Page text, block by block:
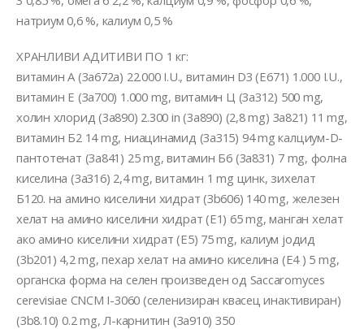
натриум 0,6 %, калиум 0,5 %
ХРАНЛИВИ АДИТИВИ ПО 1 кг:
витамин А (3a672a) 22.000 I.U., витамин D3 (E671) 1.000 I.U.,
витамин Е (3a700) 1.000 mg, витамин Ц (3a312) 500 mg,
холин хлорид (3a890) 2.300 in (3a890) (2,8 mg) 3a821) 11 mg,
витамин Б2 14 mg, ниацинамид (3a315) 94 mg калциум-D-
пантотенат (3a841) 25 mg, витамин Б6 (3a831) 7 mg, фолна
киселина (3a316) 2,4 mg, витамин 1 mg цинк, зихелат
Б120. на амино киселини хидрат (3b606) 140 mg, железен
хелат на амино киселини хидрат (E1) 65 mg, манган хелат
ако амино киселини хидрат (E5) 75 mg, калиум јодид
(3b201) 4,2 mg, пехар хелат на амино киселина (E4 ) 5 mg,
органска форма на селен произведен од Saccaromyces
cerevisiae CNCM I-3060 (селенизиран квасец инактивиран)
(3b8.10) 0.2 mg, Л-карнитин (3a910) 350